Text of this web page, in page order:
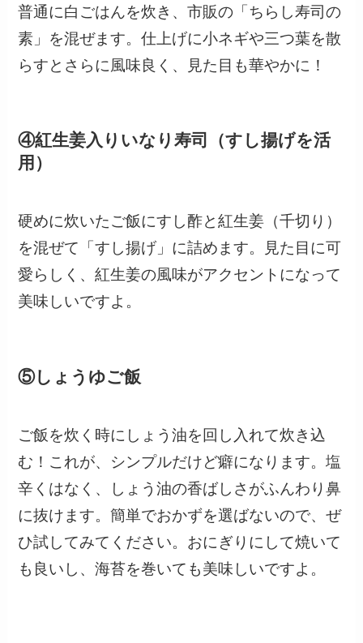
普通に白ごはんを炊き、市販の「ちらし寿司の
素」を混ぜます。仕上げに小ネギや三つ葉を散
らすとさらに風味良く、見た目も華やかに！
④紅生姜入りいなり寿司（すし揚げを活
用）
硬めに炊いたご飯にすし酢と紅生姜（千切り）
を混ぜて「すし揚げ」に詰めます。見た目に可
愛らしく、紅生姜の風味がアクセントになって
美味しいですよ。
⑤しょうゆご飯
ご飯を炊く時にしょう油を回し入れて炊き込
む！これが、シンプルだけど癖になります。塩
辛くはなく、しょう油の香ばしさがふんわり鼻
に抜けます。簡単でおかずを選ばないので、ぜ
ひ試してみてください。おにぎりにして焼いて
も良いし、海苔を巻いても美味しいですよ。